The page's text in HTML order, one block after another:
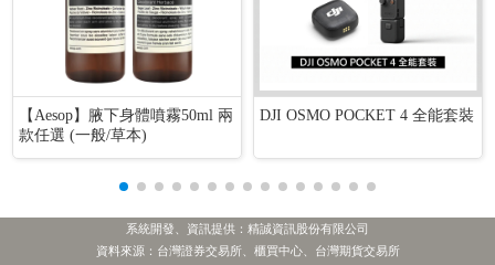
【Aesop】腋下身體噴霧50ml 兩
款任選 (一般/草本)
DJI OSMO POCKET 4 全能套裝
系統開發、資訊提供：精誠資訊股份有限公司
資料來源：台灣證券交易所、櫃買中心、台灣期貨交易所